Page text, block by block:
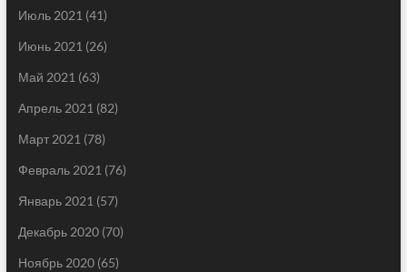
Июль 2021 (41)
Июнь 2021 (26)
Май 2021 (63)
Апрель 2021 (82)
Март 2021 (78)
Февраль 2021 (76)
Январь 2021 (57)
Декабрь 2020(70)
Ноябрь 2020(65)